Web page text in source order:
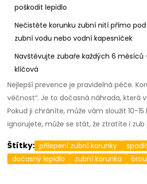
poškodit lepidlo
Nečistěte korunku zubní nití přímo
zubní vodu nebo vodní kapesníček
Navštěvujte zubaře každých 6 měsíců
klíčová
Nejlepší prevence je pravidelná péče.
věčnost“. Je to dočasná náhrada, která
Pokud ji chráníte, může vám sloužit 10-15
ignorujete, může se stát, že ztratíte i zub
Štítky: přilepení zubní korunky
dočasný lepidlo
zubní korunka